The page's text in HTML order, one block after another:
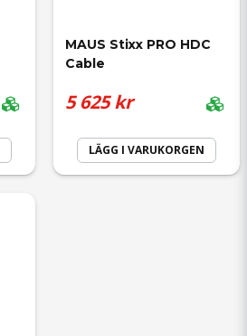
MAUS Stixx PRO HDC
Cable
5 625 kr
LÄGG I VARUKORGEN